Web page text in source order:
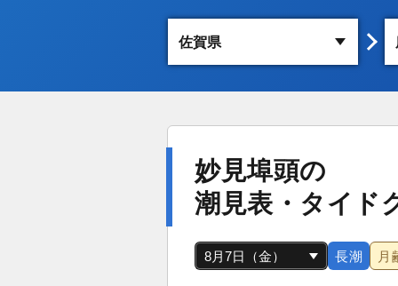
妙見埠頭の
潮見表・タイド
長潮 月